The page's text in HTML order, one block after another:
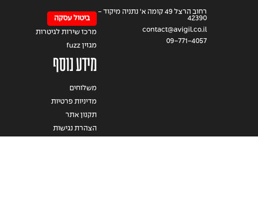
רחוב הרצל 49 קומה א' נתניה מיקוד -
42390
contact@avigil.co.il
09-771-4057
ביטול עסקה
מרכז שירות לגיטרות
מגזין fuzz
מידע נוסף
משלוחים
מדיניות פרטיות
תקנון אתר
הצהרת נגישות